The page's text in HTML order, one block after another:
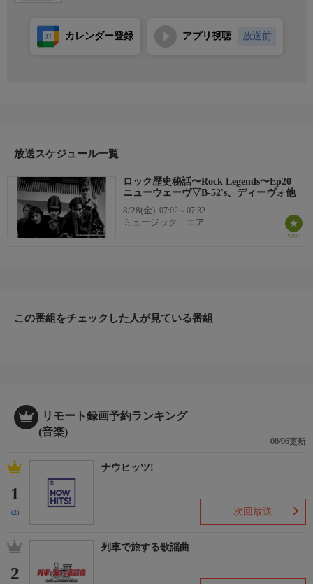
カレンダー登録 アプリ視聴 放送前
放送スケジュール一覧
ロック歴史秘話〜Rock Legends〜Ep20
ニューウェーヴ▽B-52's、ディーヴォ他
8/28(金) 07:02～07:32
ミュージック・エア
この番組をチェックした人が見ている番組
リモート録画予約ランキング
(音楽)
08/06更新
1
(2)
ナウヒッツ!
次回放送
2
列車で旅する歌謡曲